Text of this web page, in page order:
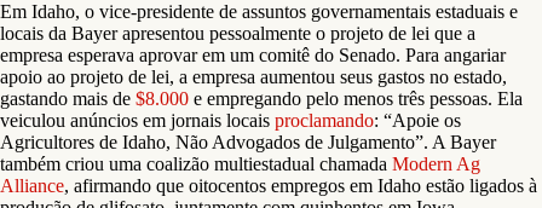
Em Idaho, o vice-presidente de assuntos governamentais estaduais e
locais da Bayer apresentou pessoalmente o projeto de lei que a
empresa esperava aprovar em um comitê do Senado. Para angariar
apoio ao projeto de lei, a empresa aumentou seus gastos no estado,
gastando mais de $8.000 e empregando pelo menos três pessoas. Ela
veiculou anúncios em jornais locais proclamando: “Apoie os
Agricultores de Idaho, Não Advogados de Julgamento”. A Bayer
também criou uma coalizão multiestadual chamada Modern Ag
Alliance, afirmando que oitocentos empregos em Idaho estão ligados à